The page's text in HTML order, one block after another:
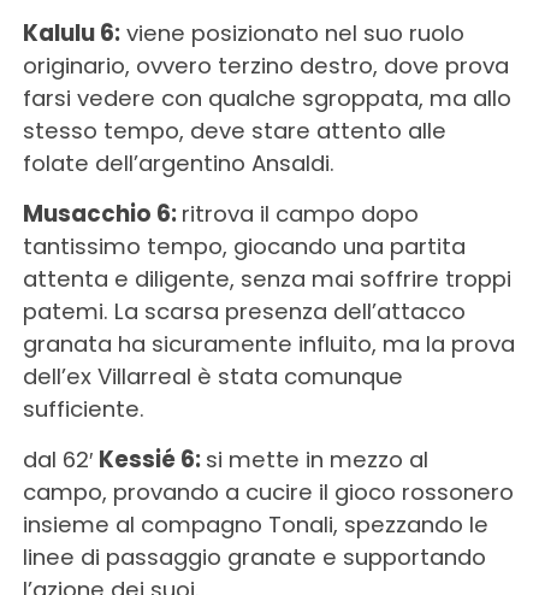
Kalulu 6:viene posizionato nel suo ruolo
originario, ovvero terzino destro, dove prova
farsi vedere con qualche sgroppata, ma allo
stesso tempo, deve stare attento alle
folate dell’argentino Ansaldi.
Musacchio 6: ritrova il campo dopo
tantissimo tempo, giocando una partita
attenta e diligente, senza mai soffrire troppi
patemi. La scarsa presenza dell’attacco
granata ha sicuramente influito, ma la prova
dell’ex Villarreal è stata comunque
sufficiente.
dal 62′ Kessié 6: si mette in mezzo al
campo, provando a cucire il gioco rossonero
insieme al compagno Tonali, spezzando le
linee di passaggio granate e supportando